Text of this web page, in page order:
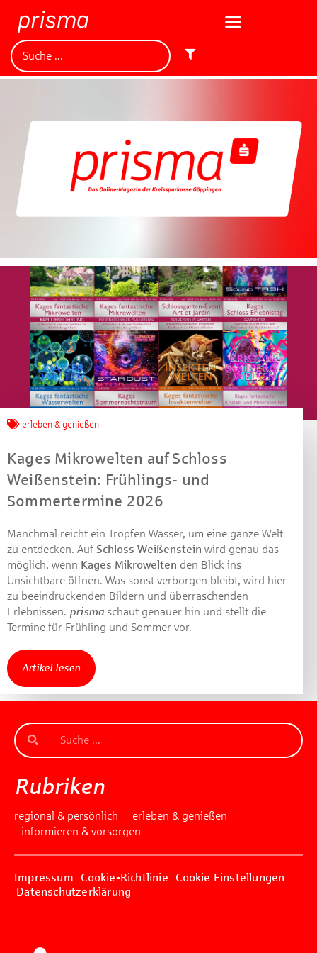
erleben & genießen
Kages Mikrowelten auf Schloss
Weißenstein: Frühlings- und
Sommertermine 2026
Manchmal reicht ein Tropfen Wasser, um eine ganze Welt
zu entdecken. Auf Schloss Weißenstein wird genau das
möglich, wenn Kages Mikrowelten den Blick ins
Unsichtbare öffnen. Was sonst verborgen bleibt, wird hier
zu beeindruckenden Bildern und überraschenden
Erlebnissen. prisma schaut genauer hin und stellt die
Termine für Frühling und Sommer vor.
Artikel lesen
Rubriken
regional & persönlich
erleben & genießen
informieren & vorsorgen
Impressum Cookie-Richtlinie
Cookie Einstellungen
Datenschutzerklärung
Jetzt mitmachen und
Machen Sie mit bei unserem Gewinnspiel! Bis 31.
Dezember 2021 verlosen wir 10 Gutscheine des
Treffpunkt Gold der Kreissparkasse Göppingen im Wert
Beantworten Sie einfach folgende Frage:
Welches Jubiläum feiert die Kreissparkasse
Göppingen in diesem Jahr?
Gewinnspiel geschlossen